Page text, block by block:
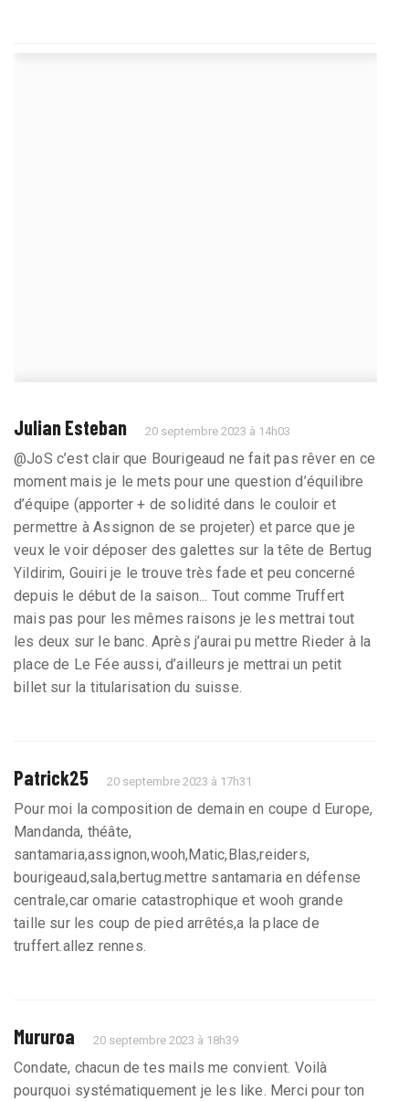
Julian Esteban 20 septembre 2023 à 14h03
@JoS c’est clair que Bourigeaud ne fait pas rêver en ce
moment mais je le mets pour une question d’équilibre
d’équipe (apporter + de solidité dans le couloir et
permettre à Assignon de se projeter) et parce que je
veux le voir déposer des galettes sur la tête de Bertug
Yildirim, Gouiri je le trouve très fade et peu concerné
depuis le début de la saison... Tout comme Truffert
mais pas pour les mêmes raisons je les mettrai tout
les deux sur le banc. Après j’aurai pu mettre Rieder à la
place de Le Fée aussi, d’ailleurs je mettrai un petit
billet sur la titularisation du suisse.
Patrick25 20 septembre 2023 à 17h31
Pour moi la composition de demain en coupe d Europe,
Mandanda, théâte,
santamaria,assignon,wooh,Matic,Blas,reiders,
bourigeaud,sala,bertug.mettre santamaria en défense
centrale,car omarie catastrophique et wooh grande
taille sur les coup de pied arrêtés,a la place de
truffert.allez rennes.
Mururoa 20 septembre 2023 à 18h39
Condate, chacun de tes mails me convient. Voilà
pourquoi systématiquement je les like. Merci pour ton